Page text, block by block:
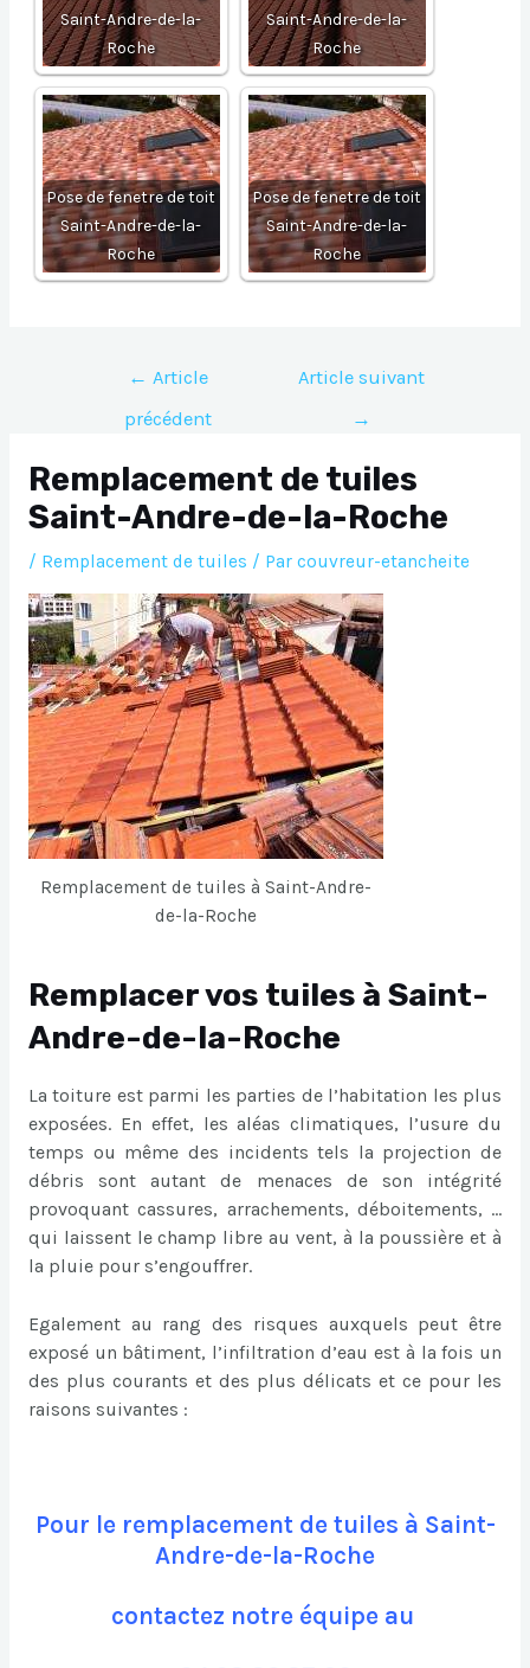
Saint-Andre-de-la-
Roche
Saint-Andre-de-la-
Roche
Pose de fenetre de toit
Saint-Andre-de-la-
Roche
Pose de fenetre de toit
Saint-Andre-de-la-
Roche
Navigation
l’article
← Article
précédent
Article suivant
→
Remplacement de tuiles
Saint-Andre-de-la-Roche
/ Remplacement de tuiles / Par couvreur-etancheite
Remplacement de tuiles à Saint-Andre-
de-la-Roche
Remplacer vos tuiles à Saint-
Andre-de-la-Roche
La toiture est parmi les parties de l’habitation les plus
exposées. En effet, les aléas climatiques, l’usure du
temps ou même des incidents tels la projection de
débris sont autant de menaces de son intégrité
provoquant cassures, arrachements, déboitements, …
qui laissent le champ libre au vent, à la poussière et à
la pluie pour s’engouffrer.
Egalement au rang des risques auxquels peut être
exposé un bâtiment, l’infiltration d’eau est à la fois un
des plus courants et des plus délicats et ce pour les
raisons suivantes :
Pour le remplacement de tuiles à Saint-
Andre-de-la-Roche
contactez notre équipe au